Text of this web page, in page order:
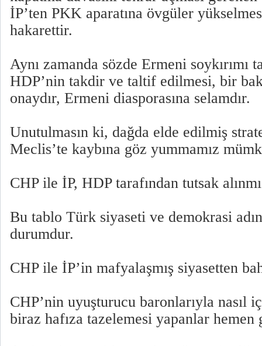
İP’ten PKK aparatına övgüler
hakarettir.
Aynı zamanda sözde Ermeni soykırımı
HDP’nin takdir ve taltif edilmesi, bir
onaydır, Ermeni diasporasına selamdır.
Unutulmasın ki, dağda elde edilmiş
Meclis’te kaybına göz yummamız
CHP ile İP, HDP tarafından tutsak
Bu tablo Türk siyaseti ve demokrasi
durumdur.
CHP ile İP’in mafyalaşmış siyasetten
CHP’nin uyuşturucu baronlarıyla nasıl
biraz hafıza tazelemesi yapanlar